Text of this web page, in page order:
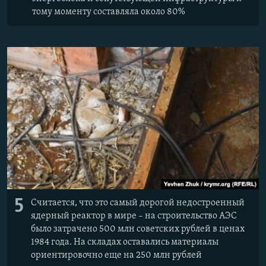
тому моменту составляла около 80%
5
Считается, что это самый дорогой недостроенный
ядерный реактор в мире – на строительство АЭС
было затрачено 500 млн советских рублей в ценах
1984 года. На складах оставались материалы
ориентировочно еще на 250 млн рублей